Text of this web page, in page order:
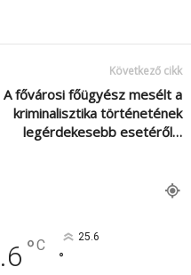
Következő cikk
A fővárosi főügyész mesélt a
kriminalisztika történetének
legérdekesebb esetéről…
°C 25.6
°